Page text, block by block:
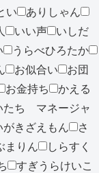
い
ありしゃん
いい声
いしだ
うらべひろたか
お似合い
お団
お金持ち
かえる
たち マネージャ
がきざえもん
さ
まりん
しらすく
すぎうらけいこ